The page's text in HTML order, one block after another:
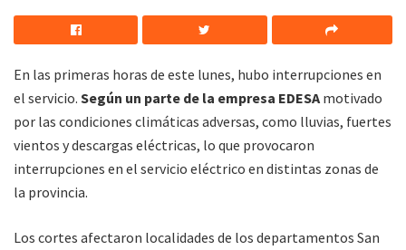
En las primeras horas de este lunes, hubo interrupciones en
el servicio. Según un parte de la empresa EDESA motivado
por las condiciones climáticas adversas, como lluvias, fuertes
vientos y descargas eléctricas, lo que provocaron
interrupciones en el servicio eléctrico en distintas zonas de
la provincia.
Los cortes afectaron localidades de los departamentos San